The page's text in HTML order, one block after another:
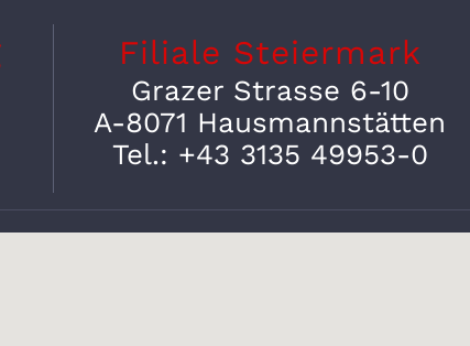
Filiale Steiermark
Grazer Strasse 6-10
A-8071 Hausmannstätten
Tel.: +43 3135 49953-0